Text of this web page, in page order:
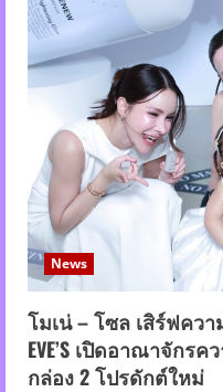
News
โมเน่ – โซล เสิร์ฟคว
EVE’S เปิดอาณาจักร
กล่อง 2 โปรดักต์ใหม่